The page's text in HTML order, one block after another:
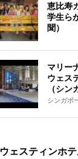
恵比寿
学生ら
聞）
マリー
ウェス
（シン
シンガポ
ウェスティンホ